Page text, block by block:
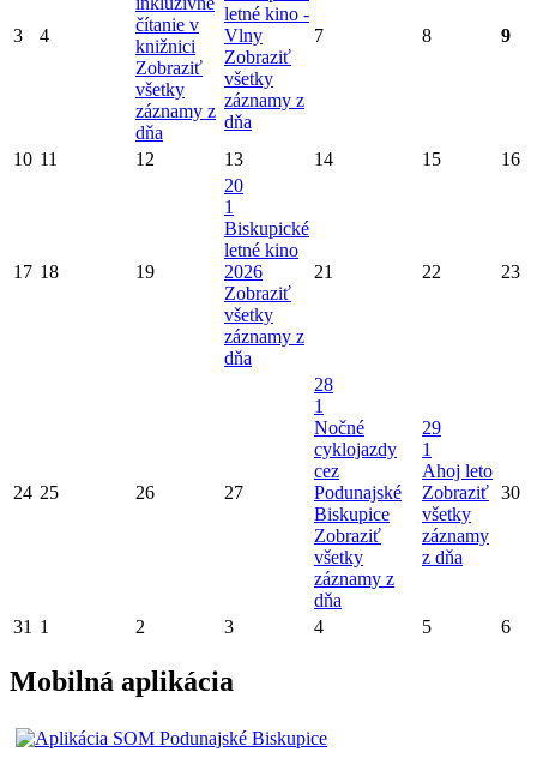
3 4
čítanie v
knižnici
Zobraziť
všetky
záznamy z
dňa
letné kino -
Vlny
Zobraziť
všetky
záznamy z
dňa
7 8 9
10 11 12 13 14 15 16
17 18 19
20
1
Biskupické
letné kino
2026
Zobraziť
všetky
záznamy z
dňa
21 22 23
24 25 26 27
28
1
Nočné
cyklojazdy
cez
Podunajské
Biskupice
Zobraziť
všetky
záznamy z
dňa
29
1
Ahoj leto
Zobraziť
všetky
záznamy
z dňa
30
31 1 2 3 4 5 6
Mobilná aplikácia